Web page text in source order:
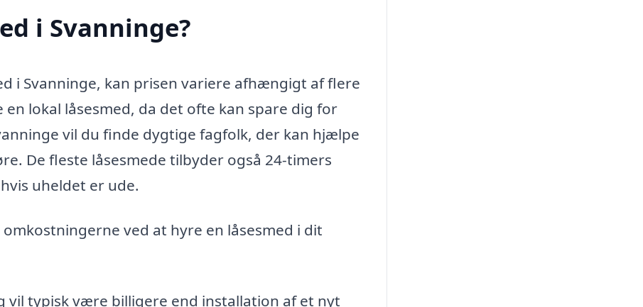
i Svanninge?
i Svanninge, kan prisen variere afhængigt af flere
lokal låsesmed, da det ofte kan spare dig for
vil du finde dygtige fagfolk, der kan hjælpe
De fleste låsesmede tilbyder også 24-timers
uheldet er ude.
ved at hyre en låsesmed i dit
vil typisk være billigere end installation af et nyt